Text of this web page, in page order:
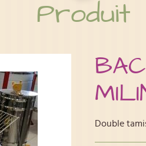
Produit
Double